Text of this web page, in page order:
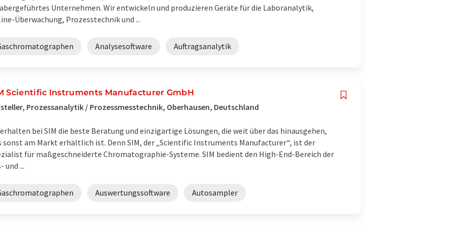
Unternehmen. Wir entwickeln und produzieren Geräte für die Laboranalytik,
Überwachung, Prozesstechnik und ...
Analysesoftware Auftragsanalytik
Scientific Instruments Manufacturer GmbH
Prozessanalytik / Prozessmesstechnik, Oberhausen, Deutschland
bei SIM die beste Beratung und einzigartige Lösungen, die weit über das hinausgehen,
sonst am Markt erhältlich ist. Denn SIM, der „Scientific Instruments Manufacturer“, ist der
für maßgeschneiderte Chromatographie-Systeme. SIM bedient den High-End-Bereich der
und ...
Auswertungssoftware Autosampler